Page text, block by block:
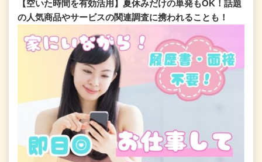
【空いた時間を有効活用】夏休みだけの単発もOK！話題
の人気商品やサービスの関連調査に携われることも！